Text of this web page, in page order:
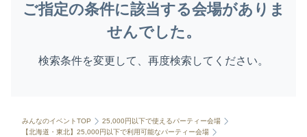
ご指定の条件に該当する会場がありま
せんでした。
検索条件を変更して、再度検索してください。
みんなのイベントTOP
25,000円以下で使えるパーティー会場
【北海道・東北】25,000円以下で利用可能なパーティー会場